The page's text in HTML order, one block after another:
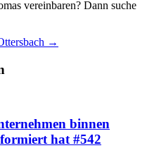
vereinbaren? Dann suche
→
binnen
hat #542